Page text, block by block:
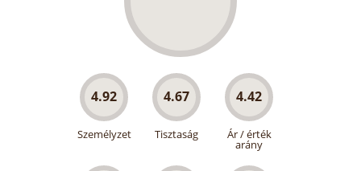
4.92
Személyzet
4.67
Tisztaság
4.42
Ár / érték
arány